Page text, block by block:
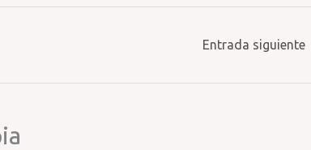
Entrada siguiente